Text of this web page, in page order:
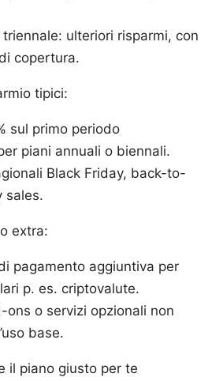
triennale: ulteriori risparmi, con
copertura.
tipici:
sul primo periodo
piani annuali o biennali.
Black Friday, back-to-
sales.
extra:
pagamento aggiuntiva per
p. es. criptovalute.
o servizi opzionali non
base.
il piano giusto per te